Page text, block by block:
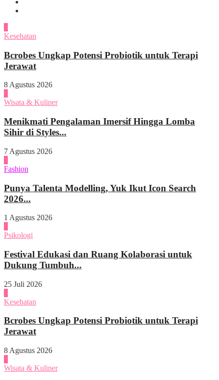
Kesehatan
Bcrobes Ungkap Potensi Probiotik untuk Terapi
Jerawat
8 Agustus 2026
Wisata & Kuliner
Menikmati Pengalaman Imersif Hingga Lomba
Sihir di Styles...
7 Agustus 2026
Fashion
Punya Talenta Modelling, Yuk Ikut Icon Search
2026...
1 Agustus 2026
Psikologi
Festival Edukasi dan Ruang Kolaborasi untuk
Dukung Tumbuh...
25 Juli 2026
Kesehatan
Bcrobes Ungkap Potensi Probiotik untuk Terapi
Jerawat
8 Agustus 2026
Wisata & Kuliner